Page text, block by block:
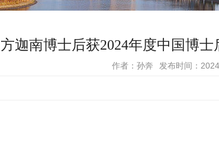
迦南博士后获2024年度中国博
作者：孙奔 发布时间：